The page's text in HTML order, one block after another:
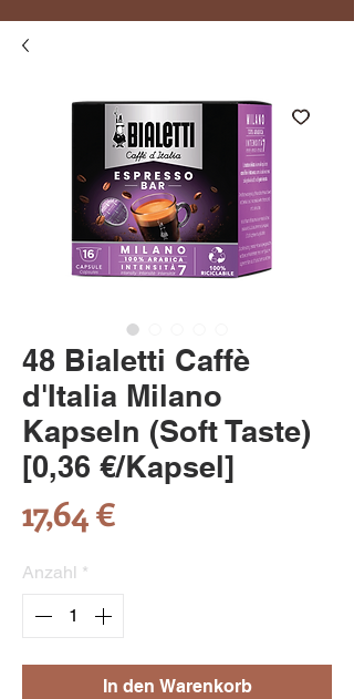
48 Bialetti Caffè
d'Italia Milano
Kapseln (Soft Taste)
[0,36 €/Kapsel]
17,64 €
Anzahl *
In den Warenkorb